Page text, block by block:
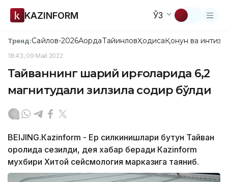
KAZINFORM ЎЗ
Тренд:Сайлов-2026АқордаТайинловҲодисаҚонун ва
18:43, 09 Май 2022
Тайваннинг шарқий қирғоқларида 6,2
магнитудали зилзила содир бўлди
BEIJING.Кazinform - Ер силкинишлари бутун Тайван
оролида сезилди, дея хабар беради Кazinform
мухбири Хитой сейсмология марказига таяниб.